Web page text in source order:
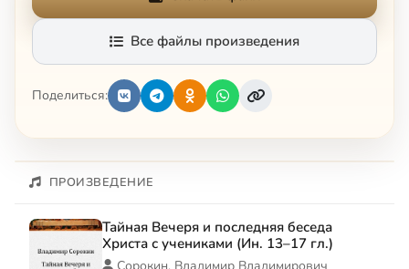
Все файлы произведения
Поделиться:
ПРОИЗВЕДЕНИЕ
Тайная Вечеря и последняя беседа
Христа с учениками (Ин. 13–17 гл.)